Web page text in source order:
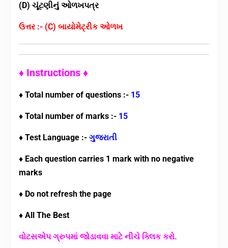
(D) ચૂંટણીનું ઓળખપત્ર
ઉત્તર :- (C) બાયોમેટ્રીક ઓળખ
♦ Instructions ♦
♦ Total number of questions :- 15
♦ Total number of marks :- 15
♦ Test Language :- ગુજરાતી
♦ Each question carries 1 mark with no negative
marks
♦ Do not refresh the page
♦ All The Best
વોટસએપ ગ્રુપમાં જોડાવવા માટે નીચે ક્લિક કરો.